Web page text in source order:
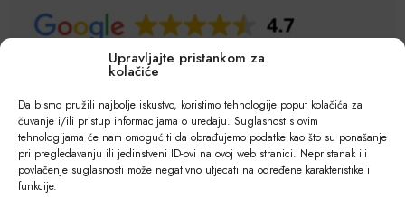
Upravljajte pristankom za
kolačiće
Da bismo pružili najbolje iskustvo, koristimo tehnologije poput kolačića za
čuvanje i/ili pristup informacijama o uređaju. Suglasnost s ovim
tehnologijama će nam omogućiti da obrađujemo podatke kao što su ponašanje
pri pregledavanju ili jedinstveni ID-ovi na ovoj web stranici. Nepristanak ili
povlačenje suglasnosti može negativno utjecati na određene karakteristike i
funkcije.